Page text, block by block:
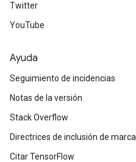
Twitter
YouTube
Ayuda
Seguimiento de incidencias
Notas de la versión
Stack Overflow
Directrices de inclusión de marca
Citar TensorFlow